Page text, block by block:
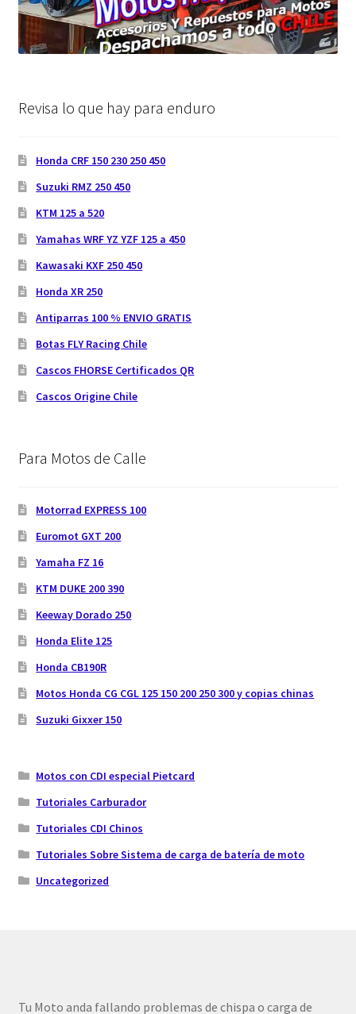
Revisa lo que hay para enduro
Honda CRF 150 230 250 450
Suzuki RMZ 250 450
KTM 125 a 520
Yamahas WRF YZ YZF 125 a 450
Kawasaki KXF 250 450
Honda XR 250
Antiparras 100 % ENVIO GRATIS
Botas FLY Racing Chile
Cascos FHORSE Certificados QR
Cascos Origine Chile
Para Motos de Calle
Motorrad EXPRESS 100
Euromot GXT 200
Yamaha FZ 16
KTM DUKE 200 390
Keeway Dorado 250
Honda Elite 125
Honda CB190R
Motos Honda CG CGL 125 150 200 250 300 y copias chinas
Suzuki Gixxer 150
Motos con CDI especial Pietcard
Tutoriales Carburador
Tutoriales CDI Chinos
Tutoriales Sobre Sistema de carga de batería de moto
Uncategorized
Tu Moto anda fallando problemas de chispa o carga de